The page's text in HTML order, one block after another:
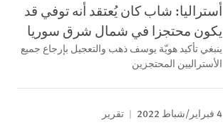
أستراليا: شاب كان يُعتقد أنه توفي قد
يكون محتجزا في شمال شرق سوريا
ينبغي تأكيد هويّة يوسف ذهب والتعجيل بإرجاع جميع
الأستراليين المحتجزين
4 فبراير/شباط 2022 تقرير